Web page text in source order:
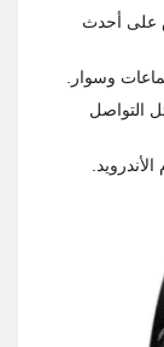
على أحدث
التواصل